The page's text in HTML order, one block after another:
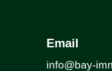
Email
info@bay-